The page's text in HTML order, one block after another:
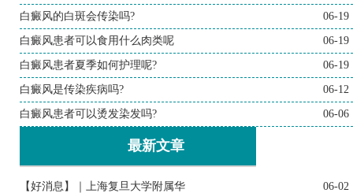
白癜风的白斑会传染吗? 06-19
白癜风患者可以食用什么肉类呢 06-19
白癜风患者夏季如何护理呢? 06-19
白癜风是传染疾病吗? 06-12
白癜风患者可以烫发染发吗? 06-06
最新文章
【好消息】｜上海复旦大学附属华 06-02